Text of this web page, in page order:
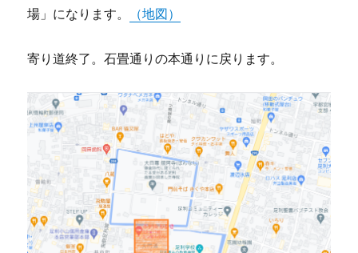
場」になります。
（地図）
寄り道終了。石畳通りの本通りに戻ります。